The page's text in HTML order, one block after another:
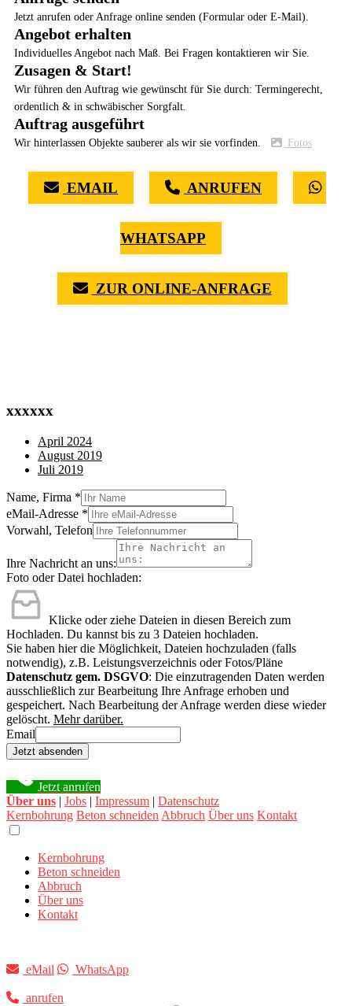
Jetzt anrufen oder Anfrage online senden (Formular oder E-Mail).
Angebot erhalten
Individuelles Angebot nach Maß. Bei Fragen kontaktieren wir Sie.
Zusagen & Start!
Wir führen den Auftrag wie gewünscht für Sie durch: Termingerecht,
ordentlich & in schwäbischer Sorgfalt.
Auftrag ausgeführt
Wir hinterlassen Objekte sauberer als wir sie vorfinden. Fotos
EMAIL ANRUFEN
WHATSAPP
ZUR ONLINE-ANFRAGE
xxxxxx
April 2024
August 2019
Juli 2019
Name, Firma *
eMail-Adresse *
Vorwahl, Telefon
Ihre Nachricht an uns:
Foto oder Datei hochladen:
Klicke oder ziehe Dateien in diesen Bereich zum
Hochladen. Du kannst bis zu 3 Dateien hochladen.
Sie haben hier die Möglichkeit, Dateien hochzuladen (falls
notwendig), z.B. Leistungsverzeichnis oder Fotos/Pläne
Datenschutz gem. DSGVO: Die einzutragenden Daten werden
ausschließlich zur Bearbeitung Ihre Anfrage erhoben und
gespeichert. Nach Bearbeitung der Anfrage werden diese wieder
gelöscht. Mehr darüber.
Email
Jetzt absenden
Jetzt anrufen
Über uns | Jobs | Impressum | Datenschutz
Kernbohrung Beton schneiden Abbruch Über uns Kontakt
Kernbohrung
Beton schneiden
Abbruch
Über uns
Kontakt
eMail WhatsApp
anrufen